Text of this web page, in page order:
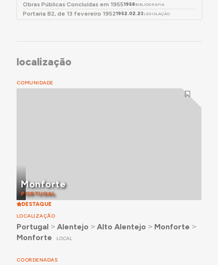
Obras Públicas Concluídas em 19551956 BIBLIOGRAFIA
Portaria 82, de 13 fevereiro 19521952.02.23 LEGISLAÇÃO
localização
COMUNIDADE
Monforte
PORTUGAL
DESTAQUE
LOCALIZAÇÃO
Portugal ˃ Alentejo ˃ Alto Alentejo ˃ Monforte ˃
Monforte
LOCAL
COORDENADAS